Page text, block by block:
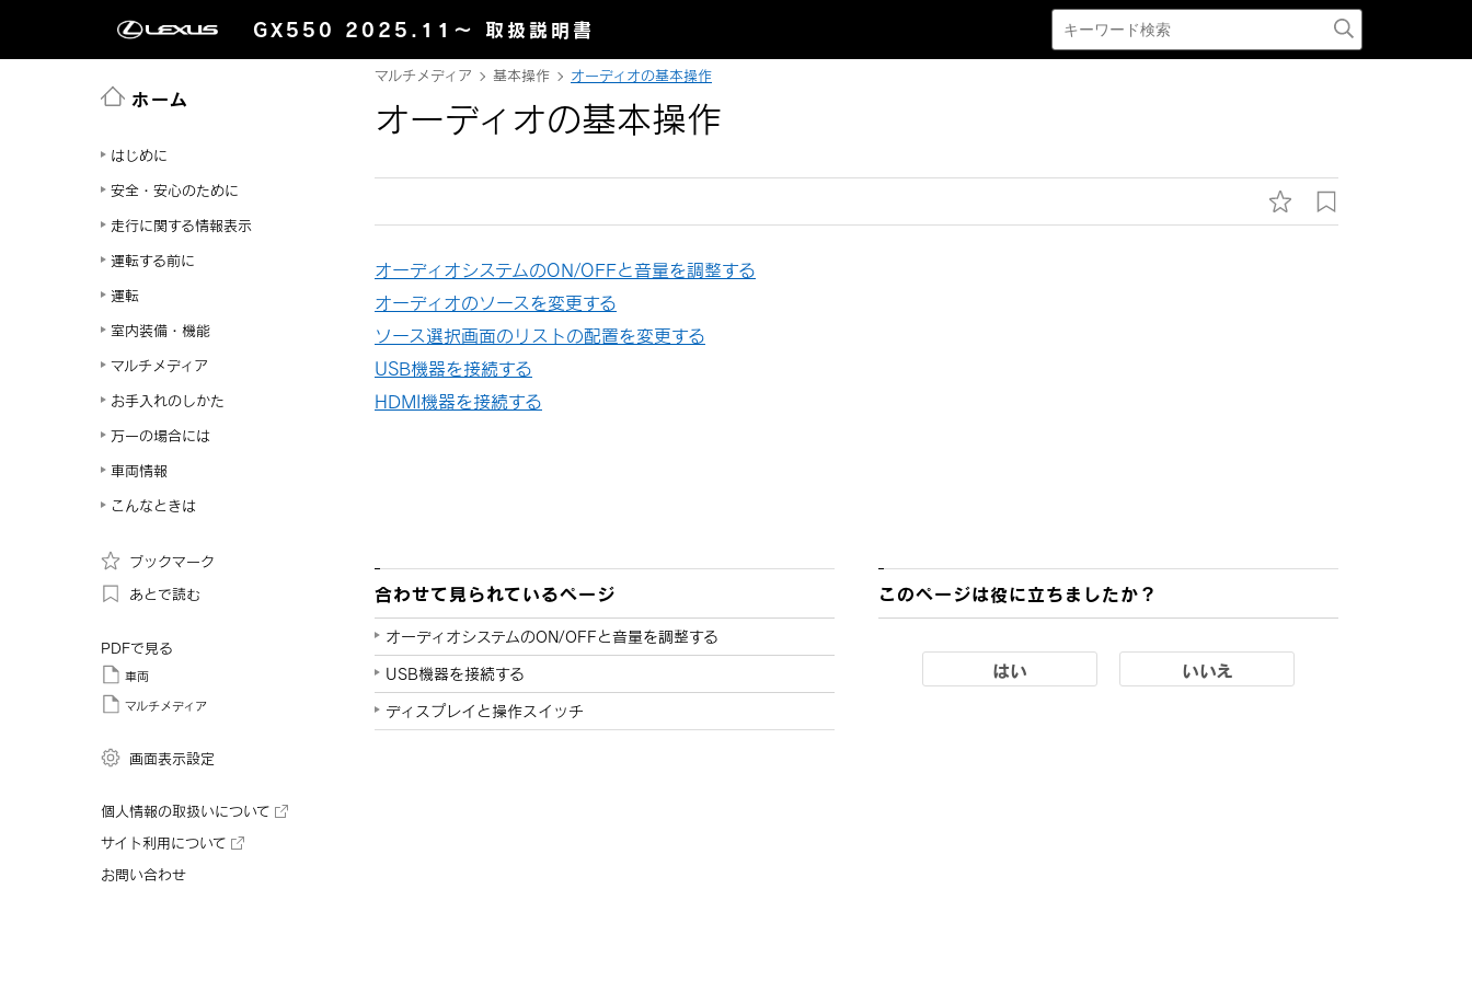
GX550 2025.11～ 取扱説明書
ホーム
はじめに
安全・安心のために
走行に関する情報表示
運転する前に
運転
室内装備・機能
マルチメディア
お手入れのしかた
万一の場合には
車両情報
こんなときは
ブックマーク
あとで読む
PDFで見る
車両
マルチメディア
画面表示設定
個人情報の取扱いについて
サイト利用について
お問い合わせ
マルチメディア 基本操作 オーディオの基本操作
オーディオの基本操作
オーディオシステムのON/OFFと音量を調整する
オーディオのソースを変更する
ソース選択画面のリストの配置を変更する
USB機器を接続する
HDMI機器を接続する
合わせて見られているページ
オーディオシステムのON/OFFと音量を調整する
USB機器を接続する
ディスプレイと操作スイッチ
このページは役に立ちましたか？
はい いいえ